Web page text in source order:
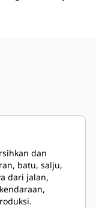
dan
batu, salju,
dari jalan,